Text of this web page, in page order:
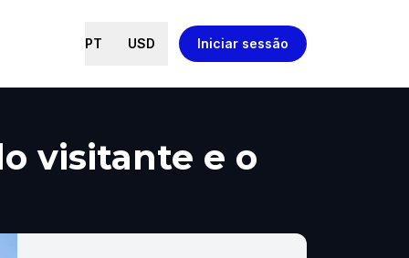
PT USD Iniciar sessão
visitante e o